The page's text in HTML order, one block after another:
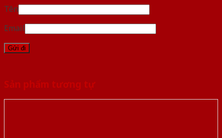
Tên
Email
Sản phẩm tương tự